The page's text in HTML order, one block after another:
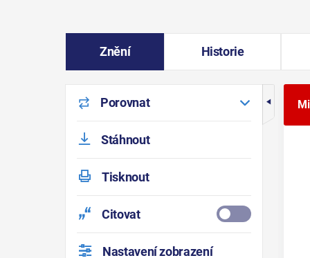
Znění Historie
Porovnat
Stáhnout
Tisknout
Citovat
Nastavení zobrazení